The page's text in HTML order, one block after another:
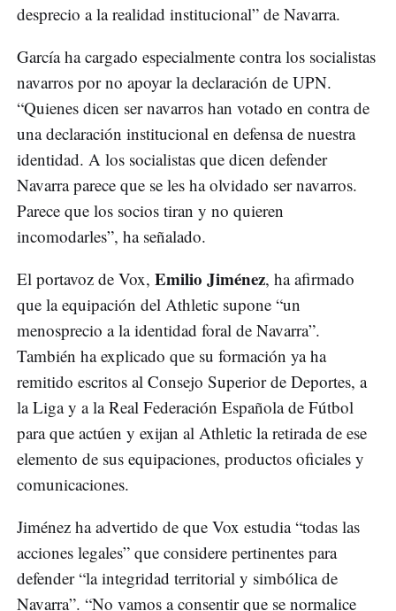
desprecio a la realidad institucional” de Navarra.
García ha cargado especialmente contra los socialistas
navarros por no apoyar la declaración de UPN.
“Quienes dicen ser navarros han votado en contra de
una declaración institucional en defensa de nuestra
identidad. A los socialistas que dicen defender
Navarra parece que se les ha olvidado ser navarros.
Parece que los socios tiran y no quieren
incomodarles”, ha señalado.
El portavoz de Vox, Emilio Jiménez, ha afirmado
que la equipación del Athletic supone “un
menosprecio a la identidad foral de Navarra”.
También ha explicado que su formación ya ha
remitido escritos al Consejo Superior de Deportes, a
la Liga y a la Real Federación Española de Fútbol
para que actúen y exijan al Athletic la retirada de ese
elemento de sus equipaciones, productos oficiales y
comunicaciones.
Jiménez ha advertido de que Vox estudia “todas las
acciones legales” que considere pertinentes para
defender “la integridad territorial y simbólica de
Navarra”. “No vamos a consentir que se normalice